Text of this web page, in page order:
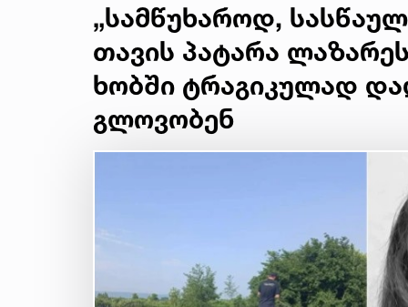
„სამწუხაროდ,
თავის პატარა
ხობში ტრაგიკულად
გლოვობენ